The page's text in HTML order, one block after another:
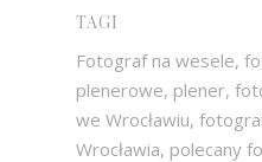
TAGI
Fotograf na wesele,
plenerowe, plener,
we Wrocławiu,
Wrocławia, polecany